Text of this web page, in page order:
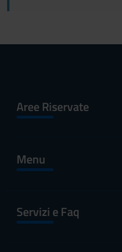
Aree Riservate
Menu
Servizi e Faq